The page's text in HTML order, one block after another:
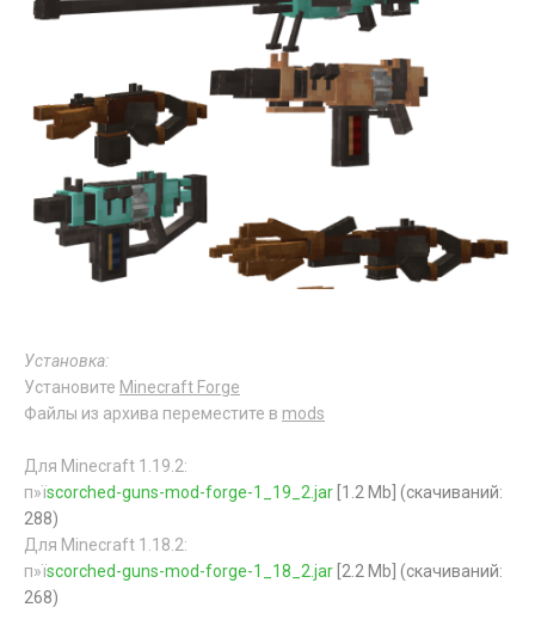
Установка:
Установите Minecraft Forge
Файлы из архива переместите в mods
Для Minecraft 1.19.2:
п»їscorched-guns-mod-forge-1_19_2.jar [1.2 Mb] (cкачиваний:
288)
Для Minecraft 1.18.2:
п»їscorched-guns-mod-forge-1_18_2.jar [2.2 Mb] (cкачиваний:
268)